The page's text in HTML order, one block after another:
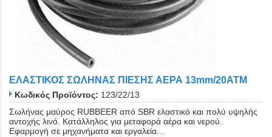
ΕΛΑΣΤΙΚΟΣ ΣΩΛΗΝΑΣ ΠΙΕΣΗΣ ΑΕΡΑ 13mm/20ATM
Κωδικός Προϊόντος: 123/22/13
Σωλήνας μαύρος RUBBEER από SBR ελαστικό και πολύ υψηλής
αντοχής λινό. Κατάλληλος για μεταφορά αέρα και νερού.
Εφαρμογή σε μηχανήματα και εργαλεία...